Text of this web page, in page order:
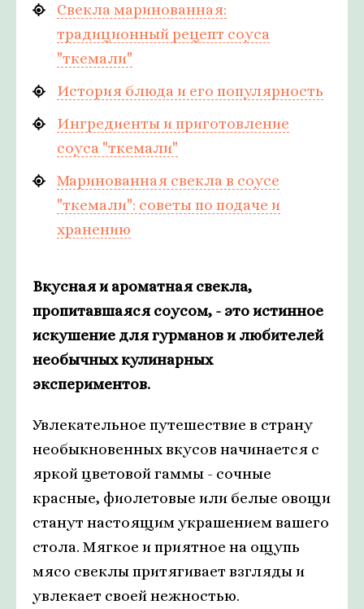
Свекла маринованная:
традиционный рецепт соуса
"ткемали"
История блюда и его популярность
Ингредиенты и приготовление
соуса "ткемали"
Маринованная свекла в соусе
"ткемали": советы по подаче и
хранению
Вкусная и ароматная свекла,
пропитавшаяся соусом, - это истинное
искушение для гурманов и любителей
необычных кулинарных
экспериментов.
Увлекательное путешествие в страну
необыкновенных вкусов начинается с
яркой цветовой гаммы - сочные
красные, фиолетовые или белые овощи
станут настоящим украшением вашего
стола. Мягкое и приятное на ощупь
мясо свеклы притягивает взгляды и
увлекает своей нежностью.